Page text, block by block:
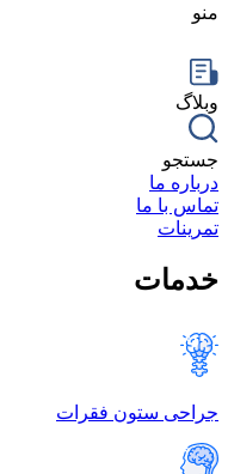
منو
وبلاگ
جستجو
درباره ما
تماس با ما
تمرینات
خدمات
جراحی ستون فقرات